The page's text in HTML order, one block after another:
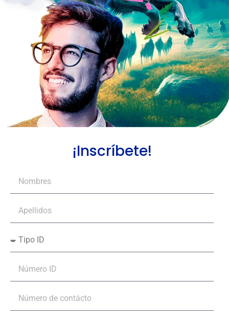
¡Inscríbete!